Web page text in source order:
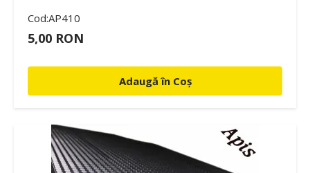
Cod:AP410
5,00 RON
Adaugă în Coș